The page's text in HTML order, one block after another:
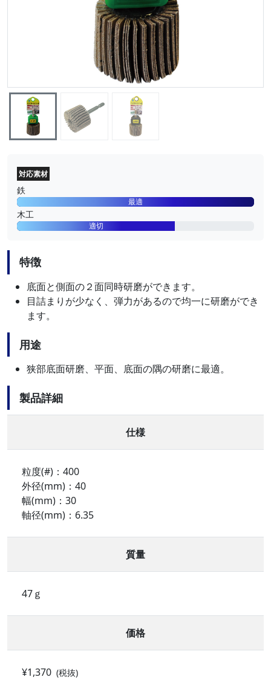
対応素材
鉄
最適
木工
適切
特徴
底面と側面の２面同時研磨ができます。
目詰まりが少なく、弾力があるので均一に研磨ができ
ます。
用途
狭部底面研磨、平面、底面の隅の研磨に最適。
製品詳細
仕様
粒度(#)：400
外径(mm)：40
幅(mm)：30
軸径(mm)：6.35
質量
47ｇ
価格
¥1,370 (税抜)